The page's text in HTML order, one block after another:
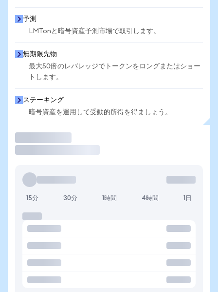
予測
LMTonと暗号資産予測市場で取引します。
無期限先物
最大50倍のレバレッジでトークンをロングまたはショー
トします。
ステーキング
暗号資産を運用して受動的所得を得ましょう。
15分 30分 1時間 4時間 1日